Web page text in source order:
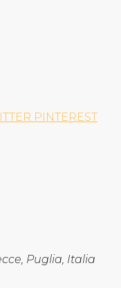
PINTEREST
Puglia, Italia